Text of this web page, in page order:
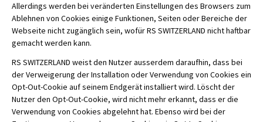
Allerdings werden bei veränderten Einstellungen des Browsers zum
Ablehnen von Cookies einige Funktionen, Seiten oder Bereiche der
Webseite nicht zugänglich sein, wofür RS SWITZERLAND nicht haftbar
gemacht werden kann.
RS SWITZERLAND weist den Nutzer ausserdem daraufhin, dass bei
der Verweigerung der Installation oder Verwendung von Cookies ein
Opt-Out-Cookie auf seinem Endgerät installiert wird. Löscht der
Nutzer den Opt-Out-Cookie, wird nicht mehr erkannt, dass er die
Verwendung von Cookies abgelehnt hat. Ebenso wird bei der